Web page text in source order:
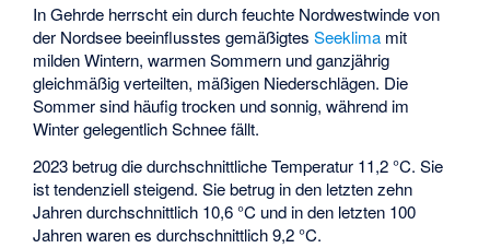
In Gehrde herrscht ein durch feuchte Nordwestwinde von
der Nordsee beeinflusstes gemäßigtesSeeklima mit
milden Wintern, warmen Sommern und ganzjährig
gleichmäßig verteilten, mäßigen Niederschlägen. Die
Sommer sind häufig trocken und sonnig, während im
Winter gelegentlich Schnee fällt.
2023 betrug die durchschnittliche Temperatur 11,2 °C. Sie
ist tendenziell steigend. Sie betrug in den letzten zehn
Jahren durchschnittlich 10,6 °C und in den letzten 100
Jahren waren es durchschnittlich 9,2 °C.